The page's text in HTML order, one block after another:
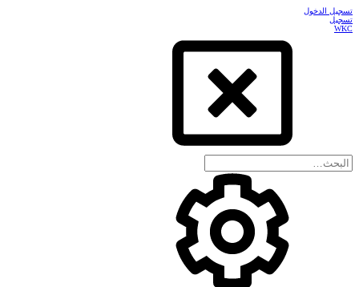
تسجيل الدخول
تسجيل
WKC